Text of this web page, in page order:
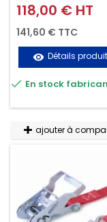
d’arrimer le
minute.
Prix
118,00 € HT
141,60 € TTC
visibility Détails produit
 En stock
ajouter à